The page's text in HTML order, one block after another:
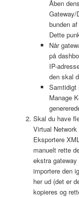
Åben
Gateway/
bunden
Dette
Når
på
IP-
den skal
Samtidigt
Manage
Skal du have
Virtual
Eksportere
manuelt rette
ekstra
importere den
her ud (det er
kopieres og